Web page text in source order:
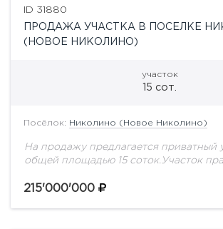
ID 31880
ПРОДАЖА УЧАСТКА В ПОСЕЛКЕ
(НОВОЕ НИКОЛИНО)
участок
15 сот.
Посёлок: Николино (Новое Николино)
На продажу предлагается приватный
общей площадью 15 соток.Участок
взрослыми высокими туями.
215'000'000